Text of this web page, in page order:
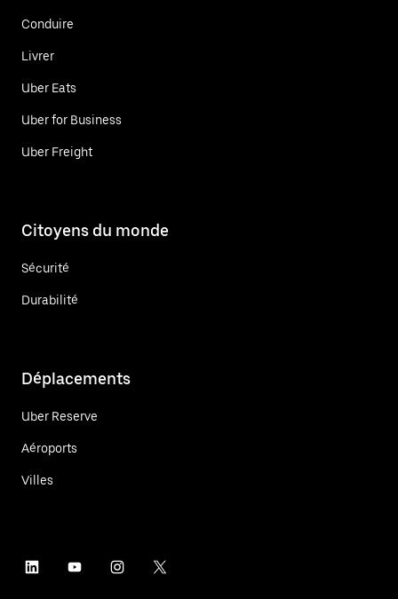
Conduire
Livrer
Uber Eats
Uber for Business
Uber Freight
Citoyens du monde
Sécurité
Durabilité
Déplacements
Uber Reserve
Aéroports
Villes